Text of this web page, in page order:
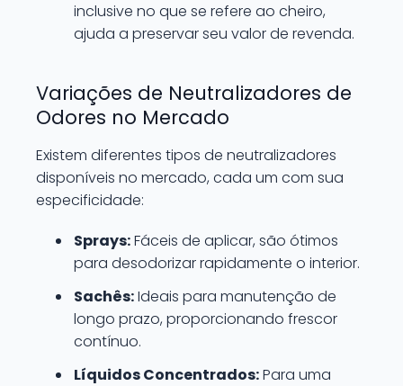
inclusive no que se refere ao cheiro,
ajuda a preservar seu valor de revenda.
Variações de Neutralizadores de
Odores no Mercado
Existem diferentes tipos de neutralizadores
disponíveis no mercado, cada um com sua
especificidade:
Sprays:Fáceis de aplicar, são ótimos
para desodorizar rapidamente o interior.
Sachês:Ideais para manutenção de
longo prazo, proporcionando frescor
contínuo.
Líquidos Concentrados:Para uma